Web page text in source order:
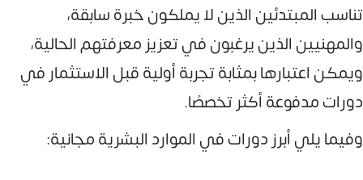
تناسب المبتدئين الذين لا يملكون خبرة سابقة،
والمهنيين الذين يرغبون في تعزيز معرفتهم الحالية،
ويمكن اعتبارها بمثابة تجربة أولية قبل الاستثمار في
دورات مدفوعة أكثر تخصصًا.
وفيما يلي أبرز دورات في الموارد البشرية مجانية: